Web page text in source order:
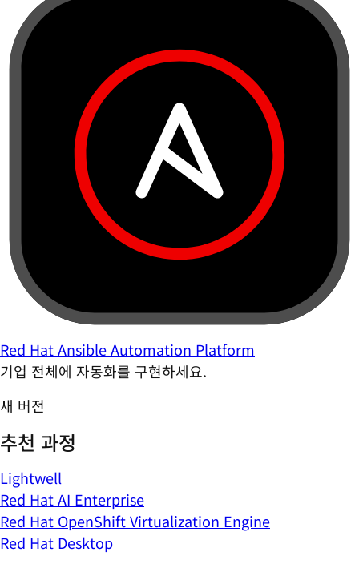
Red Hat Ansible Automation Platform
기업 전체에 자동화를 구현하세요.
새 버전
추천 과정
Lightwell
Red Hat AI Enterprise
Red Hat OpenShift Virtualization Engine
Red Hat Desktop